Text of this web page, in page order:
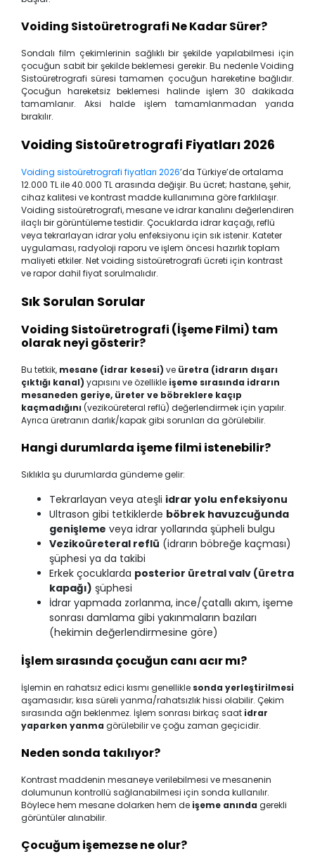
Voiding Sistoüretrografi Ne Kadar Sürer?
Sondalı film çekimlerinin sağlıklı bir şekilde yapılabilmesi için
çocuğun sabit bir şekilde beklemesi gerekir. Bu nedenle Voiding
Sistoüretrografi süresi tamamen çocuğun hareketine bağlıdır.
Çocuğun hareketsiz beklemesi halinde işlem 30 dakikada
tamamlanır. Aksi halde işlem tamamlanmadan yarıda
bırakılır.
Voiding Sistoüretrografi Fiyatları 2026
Voiding sistoüretrografi fiyatları 2026’da Türkiye’de ortalama
12.000 TL ile 40.000 TL arasında değişir. Bu ücret; hastane, şehir,
cihaz kalitesi ve kontrast madde kullanımına göre farklılaşır.
Voiding sistoüretrografi, mesane ve idrar kanalını değerlendiren
ilaçlı bir görüntüleme testidir. Çocuklarda idrar kaçağı, reflü
veya tekrarlayan idrar yolu enfeksiyonu için sık istenir. Kateter
uygulaması, radyoloji raporu ve işlem öncesi hazırlık toplam
maliyeti etkiler. Net voiding sistoüretrografi ücreti için kontrast
ve rapor dahil fiyat sorulmalıdır.
Sık Sorulan Sorular
Voiding Sistoüretrografi (İşeme Filmi) tam
olarak neyi gösterir?
Bu tetkik, mesane (idrar kesesi) ve üretra (idrarın dışarı
çıktığı kanal) yapısını ve özellikle işeme sırasında idrarın
mesaneden geriye, üreter ve böbreklere kaçıp
kaçmadığını (vezikoüreteral reflü) değerlendirmek için yapılır.
Ayrıca üretranın darlık/kapak gibi sorunları da görülebilir.
Hangi durumlarda işeme filmi istenebilir?
Sıklıkla şu durumlarda gündeme gelir:
Tekrarlayan veya ateşli idrar yolu enfeksiyonu
Ultrason gibi tetkiklerde böbrek havuzcuğunda
genişleme veya idrar yollarında şüpheli bulgu
Vezikoüreteral reflü (idrarın böbreğe kaçması)
şüphesi ya da takibi
Erkek çocuklarda posterior üretral valv (üretra
kapağı) şüphesi
İdrar yapmada zorlanma, ince/çatallı akım, işeme
sonrası damlama gibi yakınmaların bazıları
(hekimin değerlendirmesine göre)
İşlem sırasında çocuğun canı acır mı?
İşlemin en rahatsız edici kısmı genellikle sonda yerleştirilmesi
aşamasıdır; kısa süreli yanma/rahatsızlık hissi olabilir. Çekim
sırasında ağrı beklenmez. İşlem sonrası birkaç saat idrar
yaparken yanma görülebilir ve çoğu zaman geçicidir.
Neden sonda takılıyor?
Kontrast maddenin mesaneye verilebilmesi ve mesanenin
dolumunun kontrollü sağlanabilmesi için sonda kullanılır.
Böylece hem mesane dolarken hem de işeme anında gerekli
görüntüler alınabilir.
Çocuğum işemezse ne olur?